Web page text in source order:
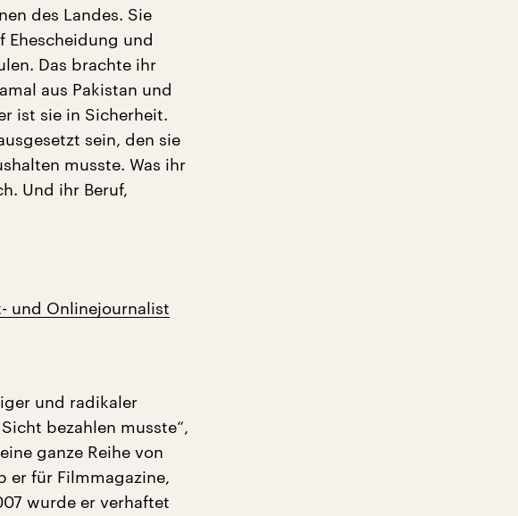
des Landes. Sie
Ehescheidung und
Das brachte ihr
aus Pakistan und
ist sie in Sicherheit.
sein, den sie
musste. Was ihr
Und ihr Beruf,
und Onlinejournalist
und radikaler
bezahlen musste“,
ganze Reihe von
er für Filmmagazine,
wurde er verhaftet